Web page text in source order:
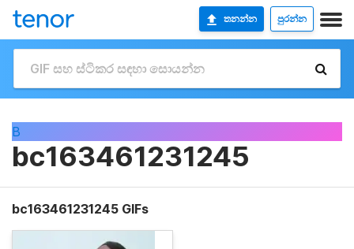
තනන්න පුරන්න
B
bc163461231245
bc163461231245 GIFs